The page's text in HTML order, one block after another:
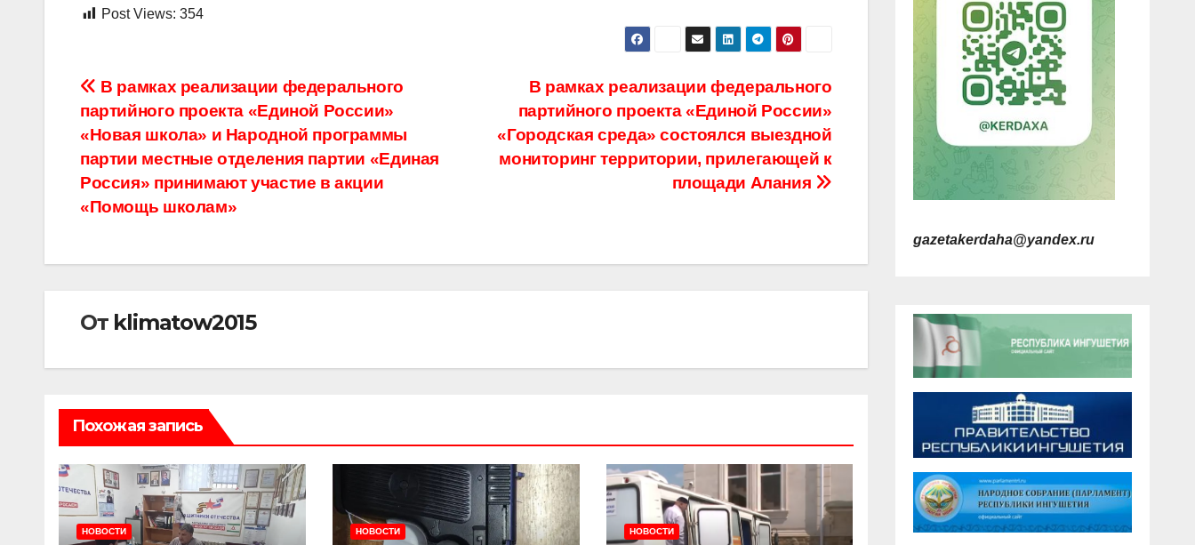
Post Views: 354
Навигация
по
записям
В рамках реализации федерального
партийного проекта «Единой России»
«Городская среда» состоялся выездной
мониторинг территории, прилегающей к
площади Алания
В рамках реализации федерального
партийного проекта «Единой России»
«Новая школа» и Народной программы
партии местные отделения партии «Единая
Россия» принимают участие в акции
«Помощь школам»
От klimatow2015
Похожая запись
НОВОСТИ НОВОСТИ НОВОСТИ
gazetakerdaha@yandex.ru